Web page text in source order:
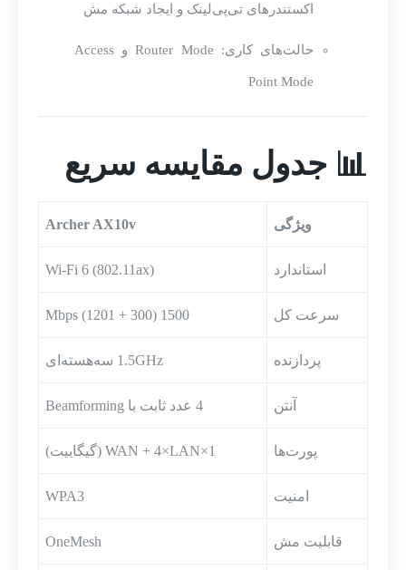
اکستندرهای تی‌پی‌لینک و ایجاد شبکه مش
حالت‌های کاری: Router Mode و Access
Point Mode
📊 جدول مقایسه سریع
ویژگی Archer AX10v
استاندارد Wi-Fi 6 (802.11ax)
سرعت کل 1500 Mbps (1201 + 300)
پردازنده 1.5GHz سه‌هسته‌ای
آنتن 4 عدد ثابت با Beamforming
پورت‌ها 1×WAN + 4×LAN (گیگابیت)
امنیت WPA3
قابلیت مش OneMesh